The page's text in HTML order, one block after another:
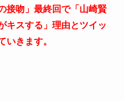
接吻」最終回で「山崎賢
キスする」理由とツイッ
いきます。